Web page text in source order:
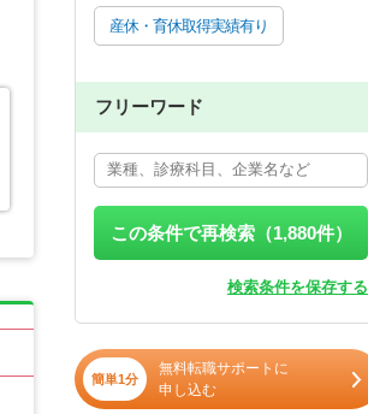
産休・育休取得実績有り
フリーワード
この条件で再検索（1,880件）
検索条件を保存する
簡単1分
無料転職サポートに
申し込む